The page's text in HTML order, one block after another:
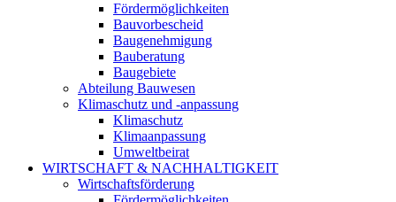
Fördermöglichkeiten
Bauvorbescheid
Baugenehmigung
Bauberatung
Baugebiete
Abteilung Bauwesen
Klimaschutz und -anpassung
Klimaschutz
Klimaanpassung
Umweltbeirat
WIRTSCHAFT & NACHHALTIGKEIT
Wirtschaftsförderung